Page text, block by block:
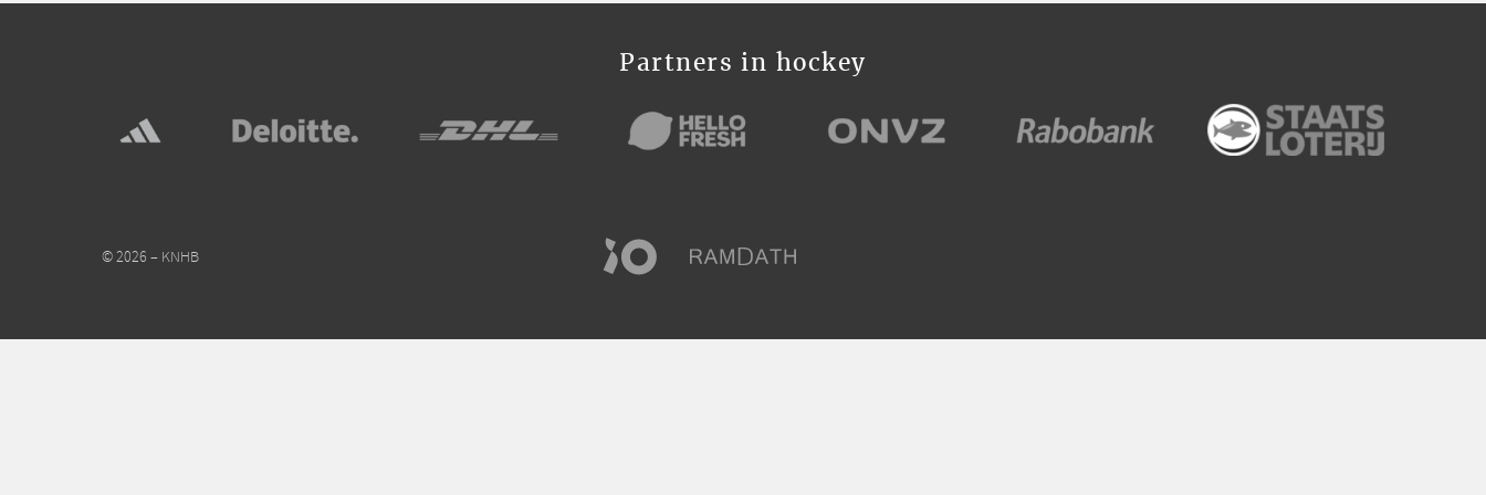
Partners in hockey
© 2026 – KNHB